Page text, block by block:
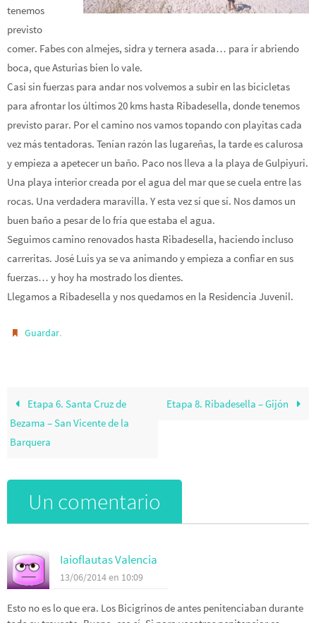
tenemos
previsto
comer. Fabes con almejes, sidra y ternera asada… para ir abriendo
boca, que Asturias bien lo vale.
Casi sin fuerzas para andar nos volvemos a subir en las bicicletas
para afrontar los últimos 20 kms hasta Ribadesella, donde tenemos
previsto parar. Por el camino nos vamos topando con playitas cada
vez más tentadoras. Tenían razón las lugareñas, la tarde es calurosa
y empieza a apetecer un baño. Paco nos lleva a la playa de Gulpiyuri.
Una playa interior creada por el agua del mar que se cuela entre las
rocas. Una verdadera maravilla. Y esta vez sí que sí. Nos damos un
buen baño a pesar de lo fría que estaba el agua.
Seguimos camino renovados hasta Ribadesella, haciendo incluso
carreritas. José Luis ya se va animando y empieza a confiar en sus
fuerzas… y hoy ha mostrado los dientes.
Llegamos a Ribadesella y nos quedamos en la Residencia Juvenil.
Guardar.
Etapa 6. Santa Cruz de
Bezama – San Vicente de la
Barquera
Etapa 8. Ribadesella – Gijón
Un comentario
Iaioflautas Valencia
13/06/2014 en 10:09
Esto no es lo que era. Los Bicigrinos de antes penitenciaban durante